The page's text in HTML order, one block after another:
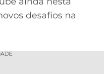
desafios na